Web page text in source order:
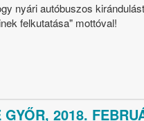
nyári autóbuszos
felkutatása" mottóval!
2018.